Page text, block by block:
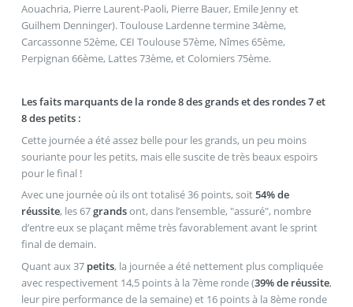
Aouachria, Pierre Laurent-Paoli, Pierre Bauer, Emile Jenny et
Guilhem Denninger). Toulouse Lardenne termine 34ème,
Carcassonne 52ème, CEI Toulouse 57ème, Nîmes 65ème,
Perpignan 66ème, Lattes 73ème, et Colomiers 75ème.
Les faits marquants de la ronde 8 des grands et des rondes 7 et
8 des petits :
Cette journée a été assez belle pour les grands, un peu moins
souriante pour les petits, mais elle suscite de très beaux espoirs
pour le final !
Avec une journée où ils ont totalisé 36 points, soit54% de
réussite, les 67grandsont, dans l’ensemble, "assuré", nombre
d’entre eux se plaçant même très favorablement avant le sprint
final de demain.
Quant aux 37 petits, la journée a été nettement plus compliquée
avec respectivement 14,5 points à la 7ème ronde (39% de réussite,
leur pire performance de la semaine) et 16 points à la 8ème ronde